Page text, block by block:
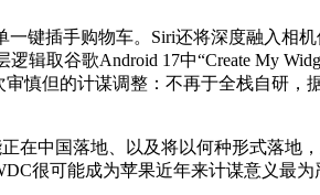
插手购物车。Siri还将深度融入相机
辑取谷歌Android 17中“Create My
慎但的计谋调整：不再于全栈自研，
在中国落地、以及将以何种形式落地
很可能成为苹果近年来计谋意义最